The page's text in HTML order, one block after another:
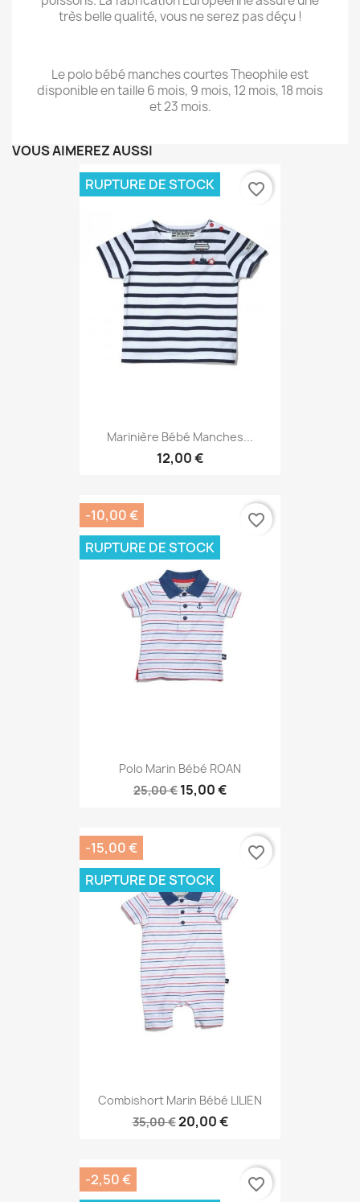
très belle qualité, vous ne serez pas déçu !
Le polo bébé manches courtes Theophile est
disponible en taille 6 mois, 9 mois, 12 mois, 18 mois
et 23 mois.
VOUS AIMEREZ AUSSI
Marinière Bébé Manches...
12,00 €
RUPTURE DE STOCK favorite_border
Polo Marin Bébé ROAN
25,00 € 15,00 €
-10,00 €
RUPTURE DE STOCK
favorite_border
Combishort Marin Bébé LILIEN
35,00 €20,00 €
-15,00 €
RUPTURE DE STOCK
favorite_border
-2,50 €
favorite_border